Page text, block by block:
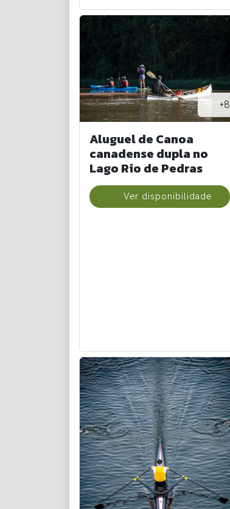
+8
Aluguel de Canoa
canadense dupla no
Lago Rio de Pedras
Ver disponibilidade